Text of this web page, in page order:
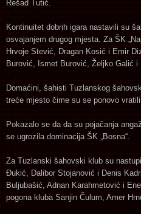
Rešad Tutić.
Kontinuitet dobrih igara nastavili su
osvajanjem drugog mjesta. Za ŠK
Hrvoje Stević, Dragan Kosić i Emir
Burović, Ismet Burović, Željko Galić i
Domaćini, šahisti Tuzlanskog
treće mjesto čime su se ponovo
Pokazalo se da da su pojačanja
se ugrozila dominacija ŠK „Bosna“.
Za Tuzlanski šahovski klub su
Đukić, Dalibor Stojanović i Denis
Buljubašić, Adnan Karahmetović i
pogona kluba Sanjin Čulum, Amer